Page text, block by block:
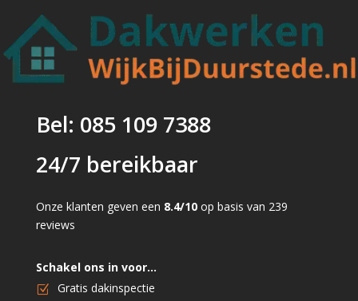
Bel: 085 109 7388
24/7 bereikbaar
Onze klanten geven een 8.4/10 op basis van 239
reviews
Schakel ons in voor…
Gratis dakinspectie